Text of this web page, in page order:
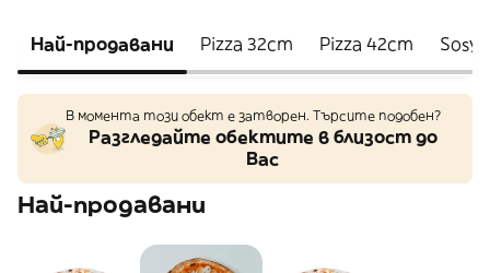
Най-продавани Pizza 32cm Pizza 42cm Sosy
В момента този обект е затворен. Търсите подобен?
Разгледайте обектите в близост до
Вас
Най-продавани